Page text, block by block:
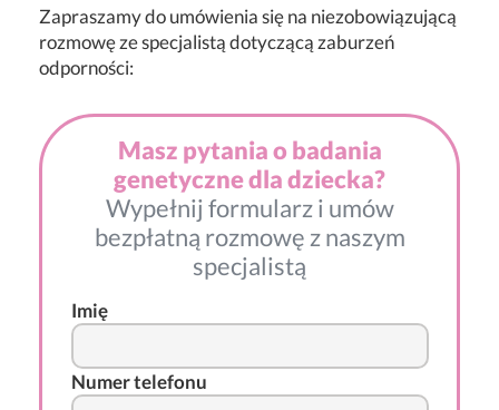
Zapraszamy do umówienia się na niezobowiązującą
rozmowę ze specjalistą dotyczącą zaburzeń
odporności:
Masz pytania o badania
genetyczne dla dziecka?
Wypełnij formularz i umów
bezpłatną rozmowę z naszym
specjalistą
Imię
Numer telefonu